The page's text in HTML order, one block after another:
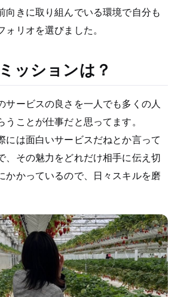
向きに取り組んでいる環境で自分も
ォリオを選びました。
ッションは？
サービスの良さを一人でも多くの人
うことが仕事だと思ってます。
には面白いサービスだねとか言って
、その魅力をどれだけ相手に伝え切
かかっているので、日々スキルを磨